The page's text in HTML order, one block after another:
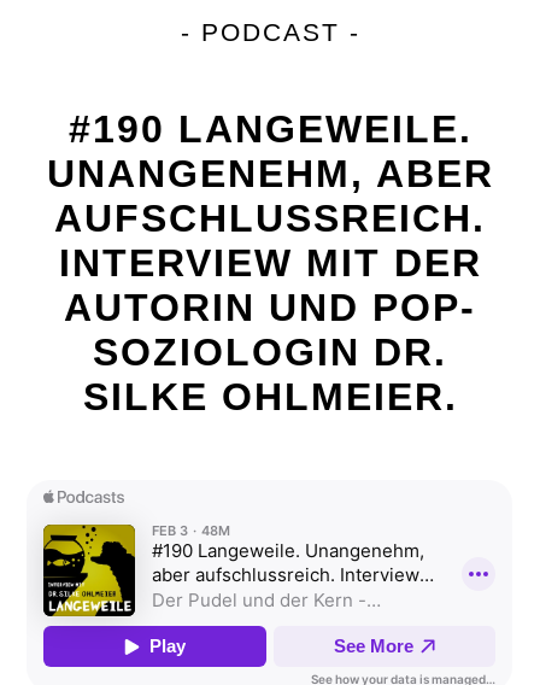
- PODCAST -
#190 LANGEWEILE.
UNANGENEHM, ABER
AUFSCHLUSSREICH.
INTERVIEW MIT DER
AUTORIN UND POP-
SOZIOLOGIN DR.
SILKE OHLMEIER.